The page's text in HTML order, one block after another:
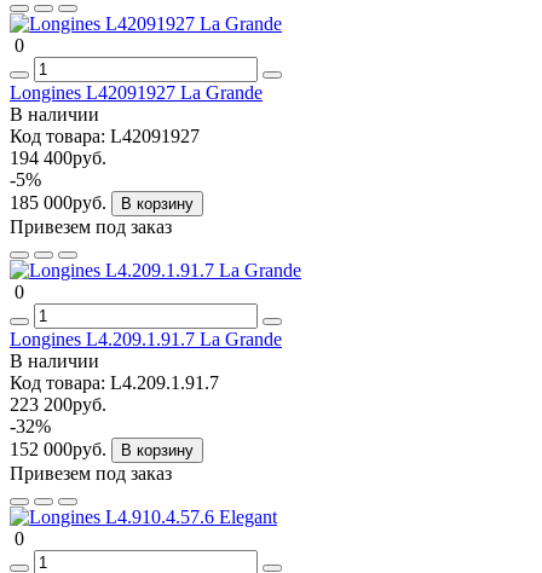
0
Longines L42091927 La Grande
В наличии
Код товара: L42091927
194 400руб.
-5%
185 000руб.
В корзину
Привезем под заказ
0
Longines L4.209.1.91.7 La Grande
В наличии
Код товара: L4.209.1.91.7
223 200руб.
-32%
152 000руб.
В корзину
Привезем под заказ
0